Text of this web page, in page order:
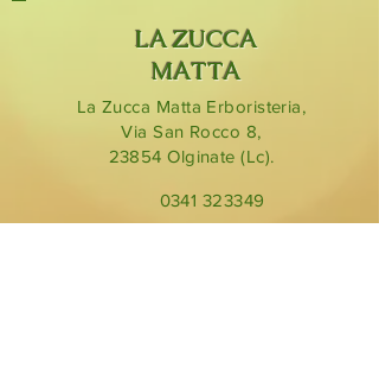
LA ZUCCA
MATTA
La Zucca Matta Erboristeria,
Via San Rocco 8,
23854 Olginate (Lc).
0341 323349